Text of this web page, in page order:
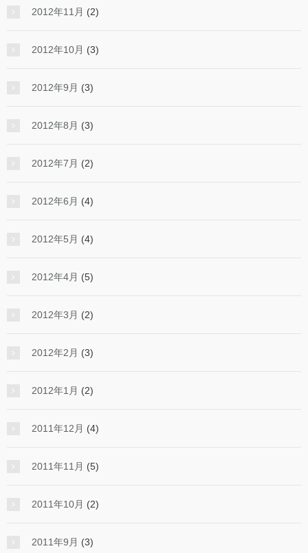
2012年11月 (2)
2012年10月 (3)
2012年9月 (3)
2012年8月 (3)
2012年7月 (2)
2012年6月 (4)
2012年5月 (4)
2012年4月 (5)
2012年3月 (2)
2012年2月 (3)
2012年1月 (2)
2011年12月 (4)
2011年11月 (5)
2011年10月 (2)
2011年9月 (3)